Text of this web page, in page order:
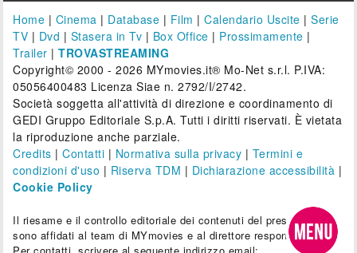
Home | Cinema | Database | Film |Calendario Uscite |Serie
TV | Dvd | Stasera in Tv | Box Office | Prossimamente |
Trailer |TROVASTREAMING
Copyright© 2000 - 2026 MYmovies.it® Mo-Net s.r.l. P.IVA:
05056400483 Licenza Siae n. 2792/I/2742.
Società soggetta all'attività di direzione e coordinamento di
GEDI Gruppo Editoriale S.p.A. Tutti i diritti riservati. È vietata
la riproduzione anche parziale.
Credits |Contatti | Normativa sulla privacy | Termini e
condizioni d'uso | Riserva TDM | Dichiarazione accessibilità |
Cookie Policy
Il riesame e il controllo editoriale dei contenuti del presente sito
sono affidati al team di MYmovies e al direttore responsabile.